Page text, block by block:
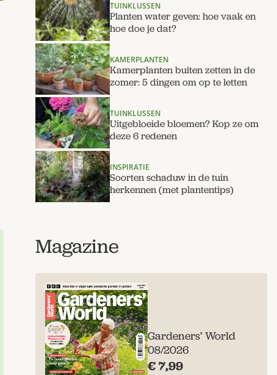
TUINKLUSSEN
Planten water geven: hoe vaak en
hoe doe je dat?
KAMERPLANTEN
Kamerplanten buiten zetten in de
zomer: 5 dingen om op te letten
TUINKLUSSEN
Uitgebloeide bloemen? Kop ze om
deze 6 redenen
INSPIRATIE
Soorten schaduw in de tuin
herkennen (met plantentips)
Magazine
Gardeners’ World
08/2026
€ 7,99